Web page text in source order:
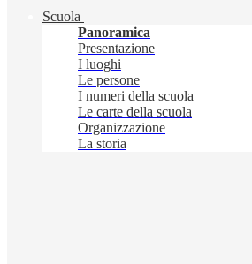
Scuola
Panoramica
Presentazione
I luoghi
Le persone
I numeri della scuola
Le carte della scuola
Organizzazione
La storia